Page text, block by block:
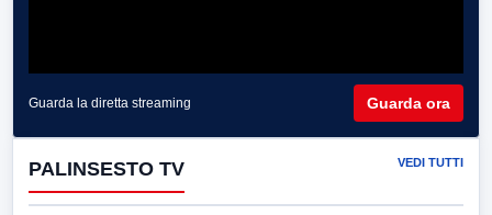
Guarda la diretta streaming Guarda ora
PALINSESTO TV VEDI TUTTI